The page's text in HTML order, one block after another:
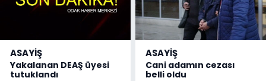
ASAYİŞ
Yakalanan DEAŞ üyesi
tutuklandı
ASAYİŞ
Cani adamın cezası
belli oldu